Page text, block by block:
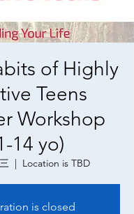
of Highly
Teens
Workshop
14 yo)
  |
Location is TBD
is closed